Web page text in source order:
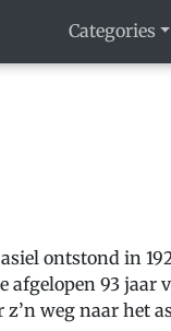
Categories
ontstond in
afgelopen 93 jaar
z’n weg naar het